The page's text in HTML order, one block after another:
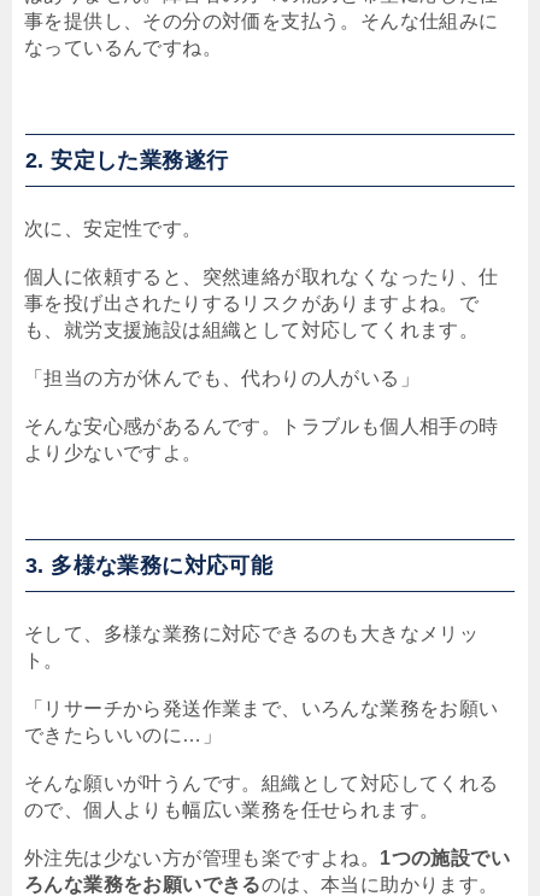
事を提供し、その分の対価を支払う。そんな仕組みに
なっているんですね。
2. 安定した業務遂行
次に、安定性です。
個人に依頼すると、突然連絡が取れなくなったり、仕
事を投げ出されたりするリスクがありますよね。で
も、就労支援施設は組織として対応してくれます。
「担当の方が休んでも、代わりの人がいる」
そんな安心感があるんです。トラブルも個人相手の時
より少ないですよ。
3. 多様な業務に対応可能
そして、多様な業務に対応できるのも大きなメリッ
ト。
「リサーチから発送作業まで、いろんな業務をお願い
できたらいいのに…」
そんな願いが叶うんです。組織として対応してくれる
ので、個人よりも幅広い業務を任せられます。
外注先は少ない方が管理も楽ですよね。 1つの施設でい
ろんな業務をお願いできるのは、本当に助かります。